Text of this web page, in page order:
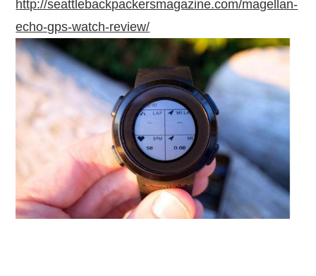
http://seattlebackpackersmagazine.com/magellan-
echo-gps-watch-review/